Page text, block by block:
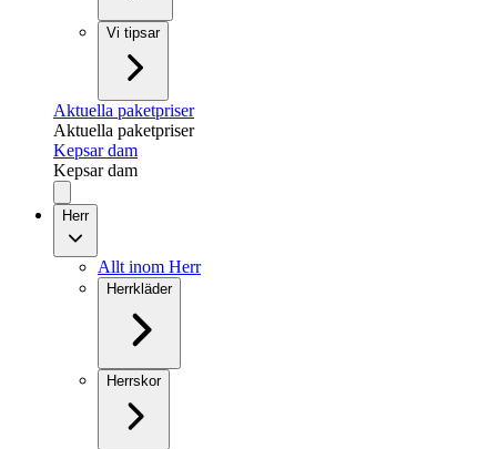
Vi tipsar
Aktuella paketpriser
Aktuella paketpriser
Kepsar dam
Kepsar dam
Herr
Allt inom Herr
Herrkläder
Herrskor